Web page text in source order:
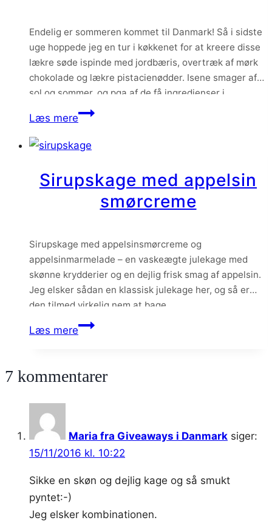
Endelig er sommeren kommet til Danmark! Så i sidste
uge hoppede jeg en tur i køkkenet for at kreere disse
lækre søde ispinde med jordbæris, overtræk af mørk
chokolade og lækre pistacienødder. Isene smager af
sol og sommer, og pga af de få ingredienser i
jordbærisen kommer jordbærsmagen virkelig til sin
ret.
Læs mereIspinde
jordbæris
mørk
chokolade
Sirupskage med appelsin
smørcreme
Sirupskage med appelsinsmørcreme og
appelsinmarmelade – en vaskeægte julekage med
skønne krydderier og en dejlig frisk smag af appelsin.
Jeg elsker sådan en klassisk julekage her, og så er
den tilmed virkelig nem at bage.
Læs mereSirupskage
smørcreme
7 kommentarer
Maria fra Giveaways i Danmark siger:
15/11/2016 kl. 10:22
Sikke en skøn og dejlig kage og så smukt
pyntet:-)
Jeg elsker kombinationen.